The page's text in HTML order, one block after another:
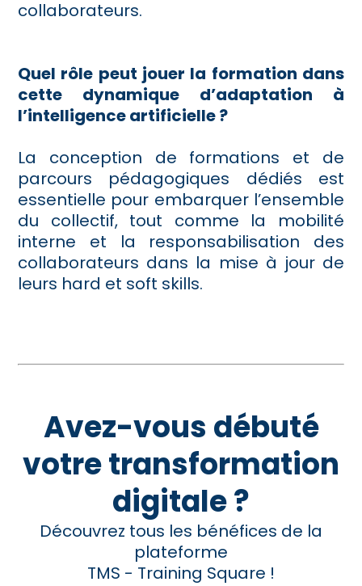
collaborateurs.
Quel rôle peut jouer la formation dans
cette dynamique d’adaptation à
l’intelligence artificielle ?
La conception de formations et de
parcours pédagogiques dédiés est
essentielle pour embarquer l’ensemble
du collectif, tout comme la mobilité
interne et la responsabilisation des
collaborateurs dans la mise à jour de
leurs hard et soft skills.
Avez-vous débuté
votre transformation
digitale ?
Découvrez tous les bénéfices de la
plateforme
TMS - Training Square !